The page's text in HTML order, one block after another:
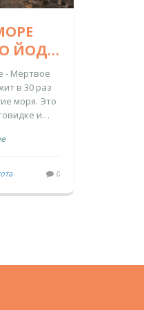
ЙОДА
ЭТО
ПЛЯЖЕ
- Мёртвое
в 30 раз
моря. Это
и
соль и
0